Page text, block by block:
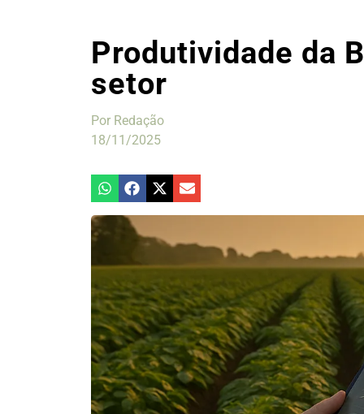
Produtividade da
setor
Por Redação
18/11/2025